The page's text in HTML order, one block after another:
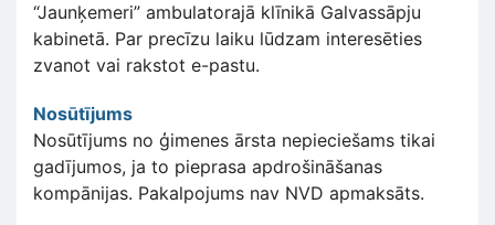
“Jaunķemeri” ambulatorajā klīnikā Galvassāpju
kabinetā. Par precīzu laiku lūdzam interesēties
zvanot vai rakstot e-pastu.
Nosūtījums
Nosūtījums no ģimenes ārsta nepieciešams tikai
gadījumos, ja to pieprasa apdrošināšanas
kompānijas. Pakalpojums nav NVD apmaksāts.